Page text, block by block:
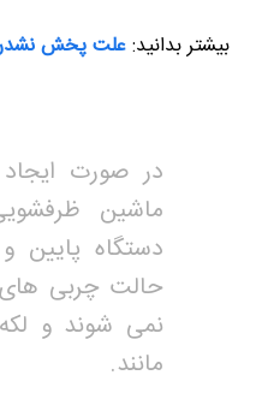
بیشتر بدانید:علت پخش
در صورت
ماشین
دستگاه
حالت چربی
نمی شوند و
مانند.